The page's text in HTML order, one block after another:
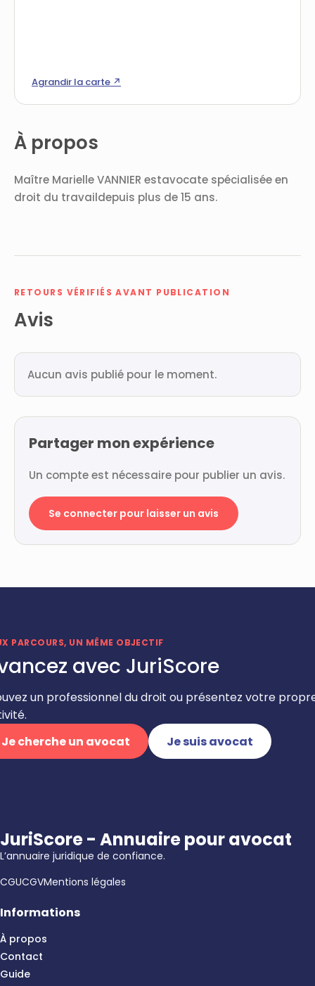
À propos
Maître Marielle VANNIER estavocate spécialisée en
droit du travaildepuis plus de 15 ans.
RETOURS VÉRIFIÉS AVANT PUBLICATION
Avis
Aucun avis publié pour le moment.
Partager mon expérience
Un compte est nécessaire pour publier un avis.
Se connecter pour laisser un avis
Agrandir la carte ↗
PARCOURS, UN MÊME OBJECTIF
avec JuriScore
un professionnel du droit ou présentez votre
Je cherche un avocat
Je suis avocat
JuriScore - Annuaire pour avocat
L’annuaire juridique de confiance.
CGUCGVMentions légales
Informations
À propos
Contact
Guide